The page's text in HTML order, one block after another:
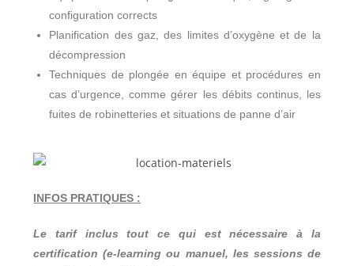
configuration corrects
Planification des gaz, des limites d’oxygène et de la
décompression
Techniques de plongée en équipe et procédures en
cas d’urgence, comme gérer les débits continus, les
fuites de robinetteries et situations de panne d’air
INFOS PRATIQUES :
Le tarif inclus tout ce qui est nécessaire à la
certification (e-learning ou manuel, les sessions de